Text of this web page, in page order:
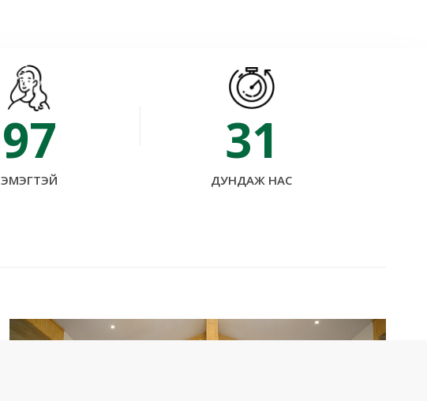
97
ЭМЭГТЭЙ
31
ДУНДАЖ НАС
Хөгжүүлэгч Websites™